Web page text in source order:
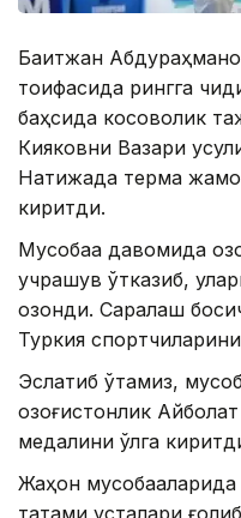
Бақитжан
тоифасида рингга
баҳсида косоволик
Кияковни Вазари
Натижада терма
киритди.
Мусобақа давомида
учрашув ўтказиб,
қозонди. Саралаш
Туркия
Эслатиб ўтамиз,
қозоғистонлик
медалини қўлга
Жаҳон
татами усталари